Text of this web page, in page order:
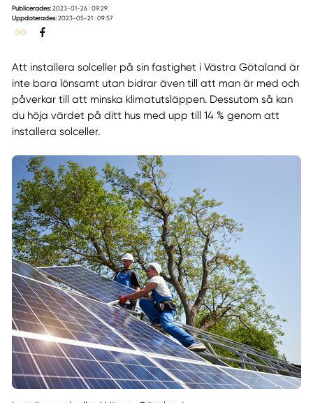
Publicerades: 2023-01-26 : 09:29
Uppdaterades: 2023-05-21 : 09:57
Att installera solceller på sin fastighet i Västra Götaland är
inte bara lönsamt utan bidrar även till att man är med och
påverkar till att minska klimatutsläppen. Dessutom så kan
du höja värdet på ditt hus med upp till 14 % genom att
installera solceller.